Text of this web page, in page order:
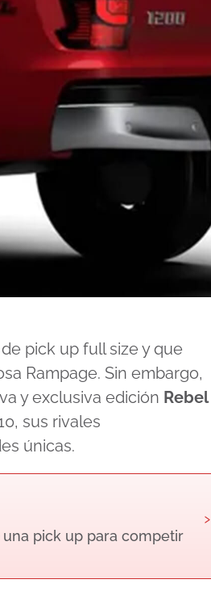
pick up full size y que
Rampage. Sin embargo,
y exclusiva edición Rebel
sus rivales
únicas.
pick up para competir
›